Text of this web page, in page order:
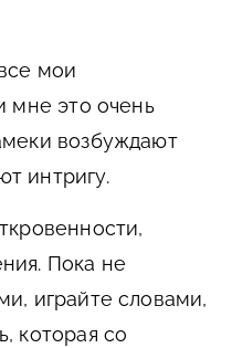
мои
мне это очень
возбуждают
интригу.
Пока не
играйте словами,
которая со